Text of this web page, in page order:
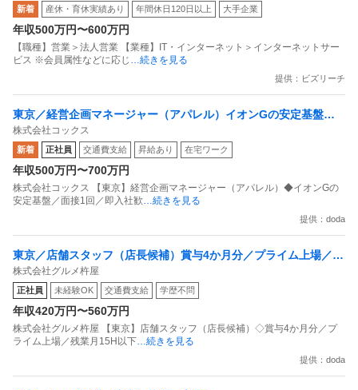
目指すデータマーケティングカンパニー」
新着 産休・育休実績あり 年間休日120日以上 大手企業
年収500万円〜600万円
【職種】営業＞法人営業 【業種】IT・インターネット＞インターネットサー
ビス ※会員属性などに応じ
…続きを見る
提供：ビズリーチ
東京／経営企画マネージャー（アパレル）イオンGの安定基盤／
面接1回／即入社歓迎
株式会社コックス
新着 正社員 交通費支給 昇給あり 在宅ワーク
年収500万円〜700万円
株式会社コックス 【東京】経営企画マネージャー（アパレル）◆イオンGの
安定基盤／面接1回／即入社歓 …続きを見る
提供：doda
東京／店舗スタッフ（店長候補）賞与4か月分／プライム上場／残
業月15H以下／新店オープン多数
株式会社グルメ杵屋
正社員 未経験OK 交通費支給 学歴不問
年収420万円〜560万円
株式会社グルメ杵屋 【東京】店舗スタッフ（店長候補）◇賞与4か月分／プ
ライム上場／残業月15H以下 …続きを見る
提供：doda